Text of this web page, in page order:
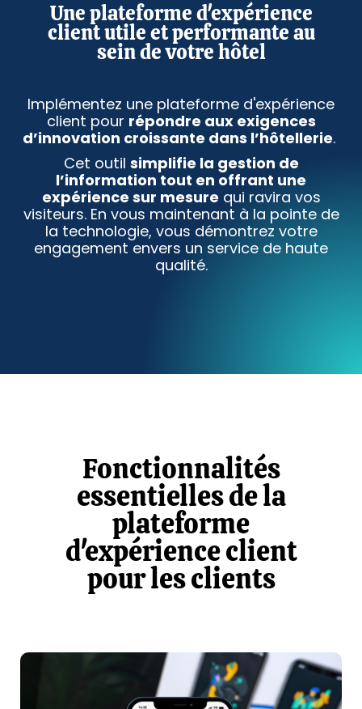
Une plateforme d'expérience
client utile et performante au
sein de votre hôtel
Implémentez une plateforme d'expérience
client pour répondre aux exigences
d’innovation croissante dans l’hôtellerie.
Cet outil simplifie la gestion de
l’information tout en offrant une
expérience sur mesure qui ravira vos
visiteurs. En vous maintenant à la pointe de
la technologie, vous démontrez votre
engagement envers un service de haute
qualité.
Fonctionnalités
essentielles de la
plateforme
d'expérience client
pour les clients